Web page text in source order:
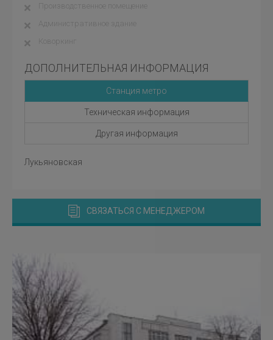
Производственное помещение
Административное здание
Коворкинг
ДОПОЛНИТЕЛЬНАЯ ИНФОРМАЦИЯ
Станция метро
Техническая информация
Другая информация
Лукьяновская
СВЯЗАТЬСЯ С МЕНЕДЖЕРОМ